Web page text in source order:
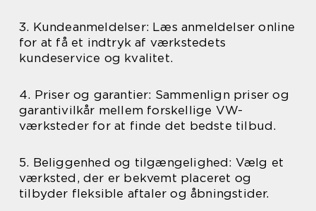
3. Kundeanmeldelser: Læs anmeldelser online
for at få et indtryk af værkstedets
kundeservice og kvalitet.
4. Priser og garantier: Sammenlign priser og
garantivilkår mellem forskellige VW-
værksteder for at finde det bedste tilbud.
5. Beliggenhed og tilgængelighed: Vælg et
værksted, der er bekvemt placeret og
tilbyder fleksible aftaler og åbningstider.